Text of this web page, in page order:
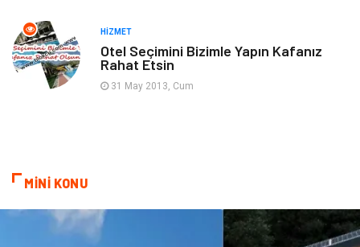
Sigorta
Mobilya
HIZMET
Otel Seçimini Bizimle Yapın Kafanız
Rahat Etsin
31 May 2013, Cum
MİNİ KONU